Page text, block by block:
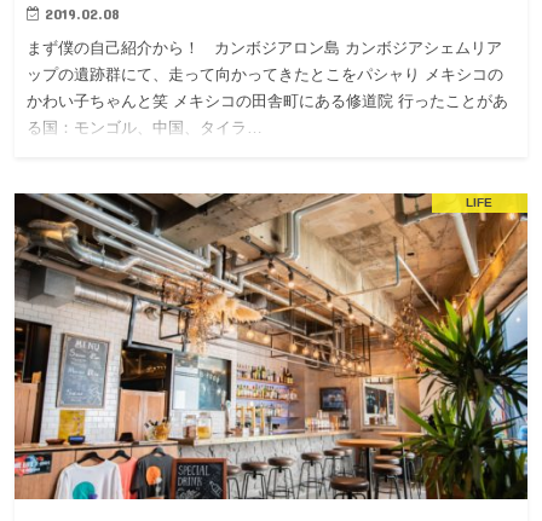
2019.02.08
まず僕の自己紹介から！ カンボジアロン島 カンボジアシェムリア
ップの遺跡群にて、走って向かってきたとこをパシャり メキシコの
かわい子ちゃんと笑 メキシコの田舎町にある修道院 行ったことがあ
る国：モンゴル、中国、タイラ…
LIFE